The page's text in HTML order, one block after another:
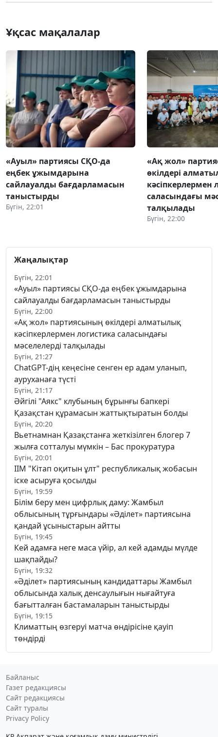
Ұқсас мақалалар
«Ауыл» партиясы СҚО-да
еңбек ұжымдарына
сайлауалды бағдарламасын
таныстырды
Бүгін, 22:01
«Ақ жол»
өкілдері
кәсіпкерлермен
саласындағы
талқылады
Бүгін, 22:00
Жаңалықтар
Бүгін, 22:01
«Ауыл» партиясы СҚО-да еңбек ұжымдарына
сайлауалды бағдарламасын таныстырды
Бүгін, 22:00
«Ақ жол» партиясының өкілдері алматылық
кәсіпкерлермен логистика саласындағы
мәселелерді талқылады
Бүгін, 21:27
ChatGPT-дің кеңесіне сенген ер адам уланып,
ауруханаға түсті
Бүгін, 21:17
Әйгілі "Аякс" клубының бұрынғы бапкері
Қазақстан құрамасын жаттықтыратын болды
Бүгін, 20:20
Вьетнамнан Қазақстанға жеткізілген блогер 7
жылға сотталуы мүмкін – Бас прокуратура
Бүгін, 20:01
ІІМ "Кітап оқитын ұлт" республикалық жобасын
іске асыруға қосылды
Бүгін, 19:59
Білім беру мен цифрлық даму: Жамбыл
облысының тұрғындары «Әділет» партиясына
қандай ұсыныстарын айтты
Бүгін, 19:45
Кей адамға неге маса үйір, ал кей адамды мүлде
шақпайды?
Бүгін, 19:32
«Әділет» партиясының кандидаттары Жамбыл
облысында халық денсаулығын нығайтуға
бағытталған бастамаларын таныстырды
Бүгін, 19:15
Климаттың өзгеруі матча өндірісіне қауіп
төндірді
Байланыс
Газет редакциясы
Сайт редакциясы
Сайт туралы
Privacy Policy